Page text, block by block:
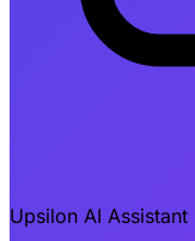
Upsilon AI Assistant